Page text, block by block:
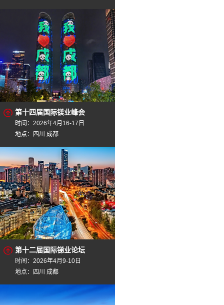
第十四届国际镁业峰会
时间：2026年4月16-17日
地点：四川 成都
第十二届国际锑业论坛
时间：2026年4月9-10日
地点：四川 成都